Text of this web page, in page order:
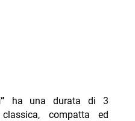
ha una durata di 3
compatta ed